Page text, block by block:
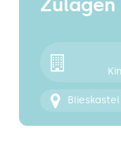
Kontakt
Zulagen
Blieskastel